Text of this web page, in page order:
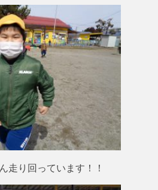
走り回っています！！